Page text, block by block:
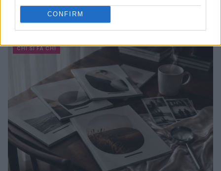
CONFIRM
Maltrattamenti agli anziani a Cerea: indagini e misure
CHI SI FA CHI